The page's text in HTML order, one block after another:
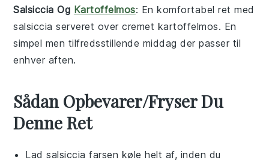
Salsiccia Og Kartoffelmos: En komfortabelret med
salsiccia serveret over cremet kartoffelmos. En
simpel men tilfredsstillende middag der passer til
enhver aften.
Sådan Opbevarer/Fryser Du
Denne Ret
Ladsalsiccia farsen køle helt af, inden du